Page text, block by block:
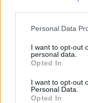
Please note that this
not limited to your
grant or deny
use your data for
consent section.
Personal Data
I want to opt-out
personal data.
Opted In
I want to opt-out
Personal Data.
Opted In
Tizenegy után pár
és színpadra lépett
bőrzekében Tim.
magyarok is)
indult, most